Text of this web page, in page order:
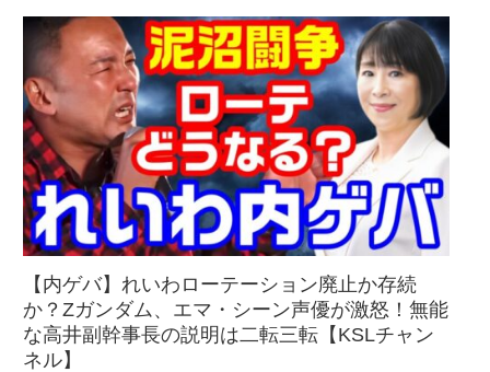
【内ゲバ】れいわローテーション廃止か存続
か？Zガンダム、エマ・シーン声優が激怒！無能
な高井副幹事長の説明は二転三転【KSLチャン
ネル】